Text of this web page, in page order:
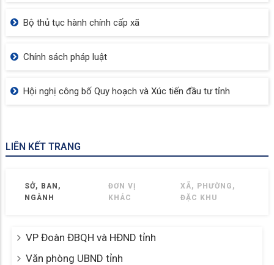
Bộ thủ tục hành chính cấp xã
Chính sách pháp luật
Hội nghị công bố Quy hoạch và Xúc tiến đầu tư tỉnh
LIÊN KẾT TRANG
SỞ, BAN,
NGÀNH
ĐƠN VỊ
KHÁC
XÃ, PHƯỜNG,
ĐẶC KHU
VP Đoàn ĐBQH và HĐND tỉnh
Văn phòng UBND tỉnh